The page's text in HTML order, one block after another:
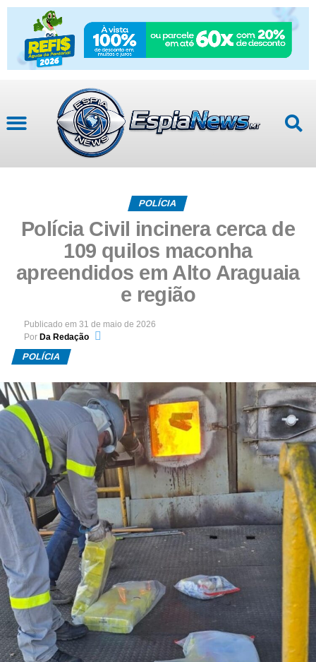
POLÍCIA
Polícia Civil incinera cerca de
109 quilos maconha
apreendidos em Alto Araguaia
e região
Publicado em 31 de maio de 2026
Por Da Redação
POLÍCIA